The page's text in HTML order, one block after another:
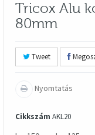
Tricox Alu
80mm
Tweet
Nyomtatás
Cikkszám AKL20